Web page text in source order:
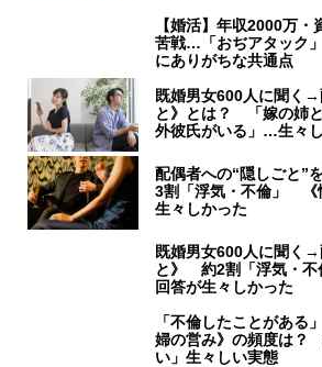
【婚活】年収2000万
苦戦…「おぢアタック
にありがちな共通点
既婚男女600人に聞く
と》とは？ 「嫁の姉
外彼氏がいる」…生々
配偶者への“隠しごと”
3割「浮気・不倫」 《
生々しかった
既婚男女600人に聞く
と》 約2割「浮気・不
回答が生々しかった
「不倫したことがあ
婦の営み》の頻度は？
い」生々しい実態